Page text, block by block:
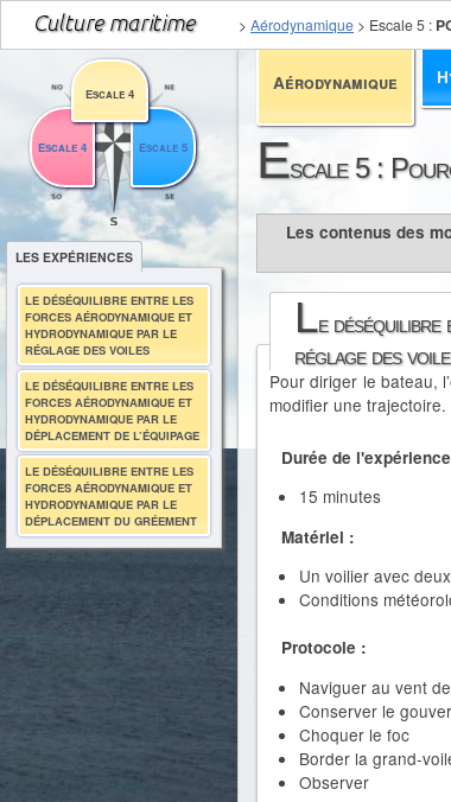
Aérodynamique
> Aérodynamique > Escale 5 :
Escale 5 :
LES EXPÉRIENCES
LE DÉSÉQUILIBRE ENTRE LES
FORCES AÉRODYNAMIQUE ET
HYDRODYNAMIQUE PAR LE
RÉGLAGE DES VOILES
LE DÉSÉQUILIBRE ENTRE LES
FORCES AÉRODYNAMIQUE ET
HYDRODYNAMIQUE PAR LE
DÉPLACEMENT DE L’ÉQUIPAGE
LE DÉSÉQUILIBRE ENTRE LES
FORCES AÉRODYNAMIQUE ET
HYDRODYNAMIQUE PAR LE
DÉPLACEMENT DU GRÉEMENT
Les contenus des
Le
réglage des
Pour diriger le bateau,
modifier une trajectoire.
Durée de
15 minutes
Matériel :
Un voilier avec
Conditions
Protocole :
Naviguer au vent
Conserver le
Choquer le foc
Border la grand-
Observer
Escale 5
Escale 4
Escale 4